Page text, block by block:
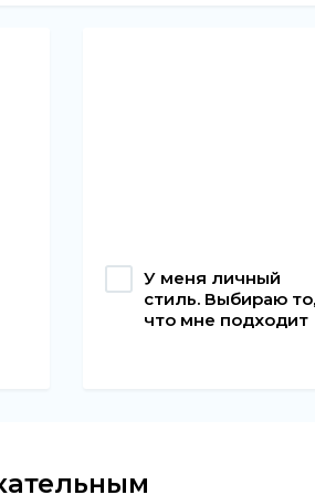
У меня личный
стиль. Выбираю то,
что мне подходит